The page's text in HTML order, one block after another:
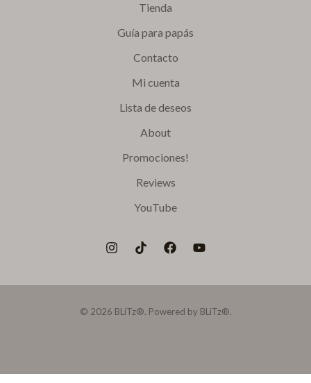
Tienda
Guía para papás
Contacto
Mi cuenta
Lista de deseos
About
Promociones!
Reviews
YouTube
© 2026 BLiTz®. Powered by BLiTz®.